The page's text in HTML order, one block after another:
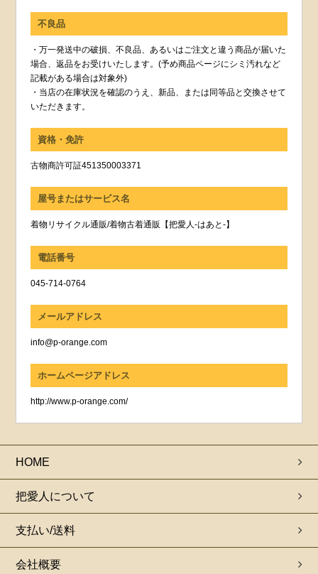
不良品
・万一発送中の破損、不良品、あるいはご注文と違う商品が届いた
場合、返品をお受けいたします。(予め商品ページにシミ汚れなど
記載がある場合は対象外)
・当店の在庫状況を確認のうえ、新品、または同等品と交換させて
いただきます。
資格・免許
古物商許可証451350003371
屋号またはサービス名
着物リサイクル通販/着物古着通販【把愛人-はあと-】
電話番号
045-714-0764
メールアドレス
info@p-orange.com
ホームページアドレス
http://www.p-orange.com/
HOME
把愛人について
支払い/送料
会社概要